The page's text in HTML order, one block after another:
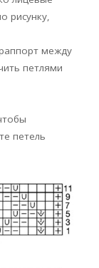
рисунку,
между
петлями
петель